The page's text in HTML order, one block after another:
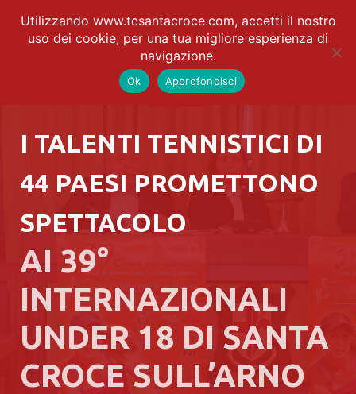
I TALENTI TENNISTICI DI
44 PAESI PROMETTONO
SPETTACOLO
AI 39°
INTERNAZIONALI
UNDER 18 DI SANTA
CROCE SULL’ARNO
Utilizzando www.tcsantacroce.com, accetti il nostro
uso dei cookie, per una tua migliore esperienza di
navigazione.
Ok Approfondisci